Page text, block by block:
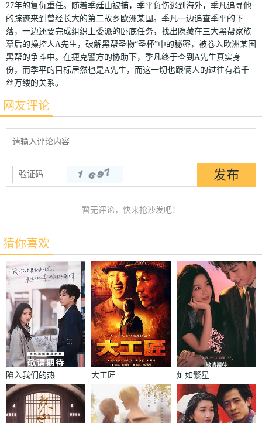
27年的复仇重任。随着季廷山被捕，季平负伤逃到海外，季凡追寻他
的踪迹来到曾经长大的第二故乡欧洲某国。季凡一边追查季平的下
落，一边还要完成组织上委派的卧底任务，找出隐藏在三大黑帮家族
幕后的操控人A先生，破解黑帮圣物“圣杯”中的秘密，被卷入欧洲某国
黑帮的争斗中。在捷克警方的协助下，季凡终于查到A先生真实身
份，而季平的目标居然也是A先生，而这一切也跟俩人的过往有着千
丝万缕的关系。
网友评论
暂无评论，快来抢沙发吧！
猜你喜欢
陷入我们的热
恋
大工匠 灿如繁星